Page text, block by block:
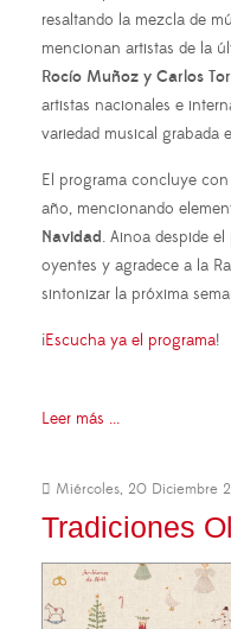
resaltando la mezcla de
mencionan artistas de la
Rocío Muñoz y Carlos
artistas nacionales e
variedad musical grabada
El programa concluye
año, mencionando
Navidad. Ainoa despide
oyentes y agradece a la
sintonizar la próxima
¡Escucha ya el programa!
Leer más ...
Miércoles, 20 Diciembre
Tradiciones